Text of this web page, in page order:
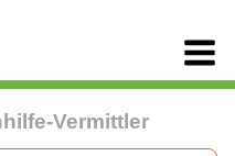
Vermittler